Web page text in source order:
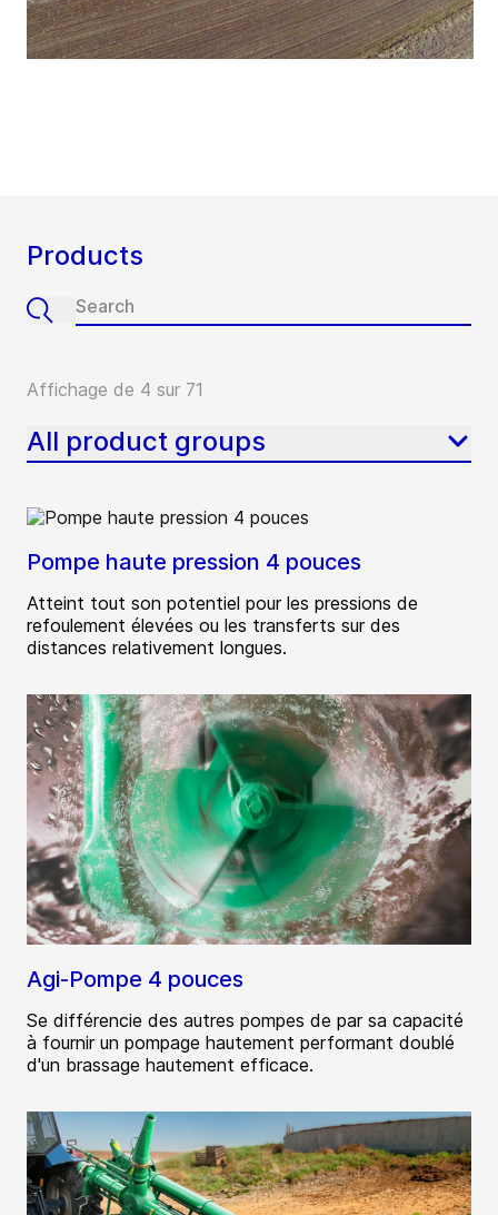
Products
Affichage de 4 sur 71
All product groups
Pompe haute pression 4 pouces
Atteint tout son potentiel pour les pressions de
refoulement élevées ou les transferts sur des
distances relativement longues.
Agi-Pompe 4 pouces
Se différencie des autres pompes de par sa capacité
à fournir un pompage hautement performant doublé
d'un brassage hautement efficace.